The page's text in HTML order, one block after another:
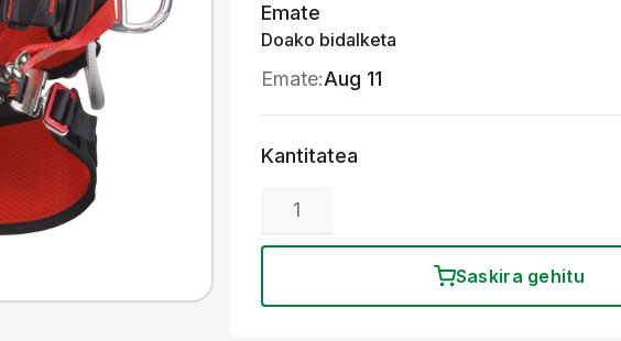
Emate
Doako bidalketa
Emate:Aug 11
Kantitatea
Saskira gehitu